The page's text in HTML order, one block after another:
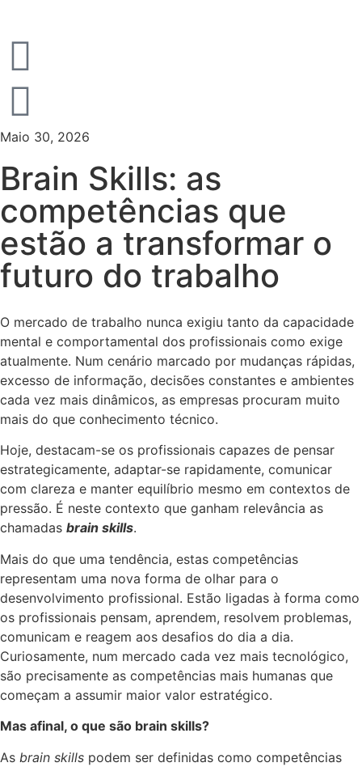
Maio 30, 2026
Brain Skills: as
competências que
estão a transformar o
futuro do trabalho
O mercado de trabalho nunca exigiu tanto da capacidade
mental e comportamental dos profissionais como exige
atualmente. Num cenário marcado por mudanças rápidas,
excesso de informação, decisões constantes e ambientes
cada vez mais dinâmicos, as empresas procuram muito
mais do que conhecimento técnico.
Hoje, destacam-se os profissionais capazes de pensar
estrategicamente, adaptar-se rapidamente, comunicar
com clareza e manter equilíbrio mesmo em contextos de
pressão. É neste contexto que ganham relevância as
chamadas brain skills.
Mais do que uma tendência, estas competências
representam uma nova forma de olhar para o
desenvolvimento profissional. Estão ligadas à forma como
os profissionais pensam, aprendem, resolvem problemas,
comunicam e reagem aos desafios do dia a dia.
Curiosamente, num mercado cada vez mais tecnológico,
são precisamente as competências mais humanas que
começam a assumir maior valor estratégico.
Mas afinal, o que são brain skills?
As brain skills podem ser definidas como competências